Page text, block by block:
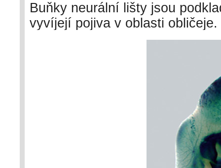
Buňky neurální lišty jsou
vyvíjejí pojiva v oblasti
R26R – buňky neurální lišty